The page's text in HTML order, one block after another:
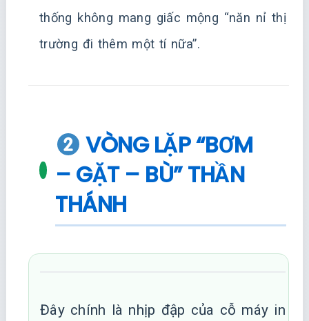
thống không mang giấc mộng “năn nỉ thị
trường đi thêm một tí nữa”.
VÒNG LẶP “BƠM
– GẶT – BÙ” THẦN
THÁNH
Đây chính là nhịp đập của cỗ máy in